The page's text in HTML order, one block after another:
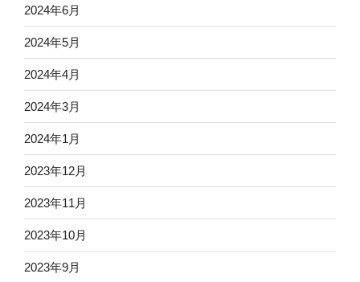
2024年6月
2024年5月
2024年4月
2024年3月
2024年1月
2023年12月
2023年11月
2023年10月
2023年9月